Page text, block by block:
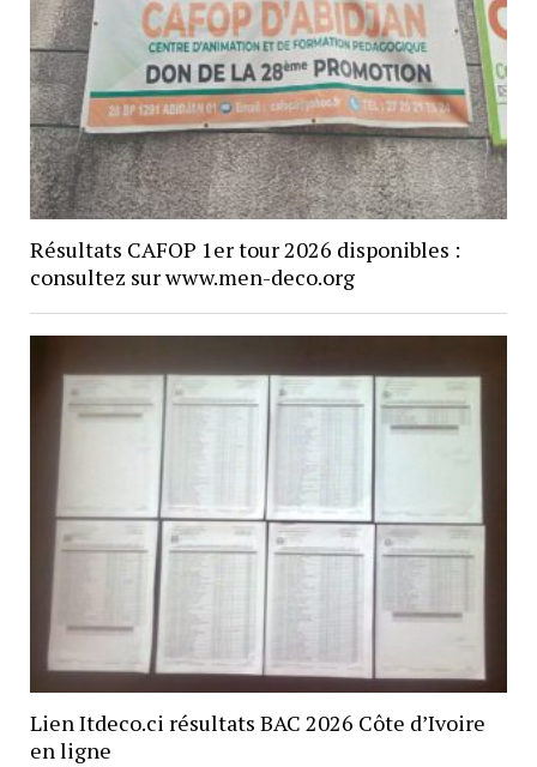
Résultats CAFOP 1er tour 2026 disponibles :
consultez sur www.men-deco.org
Lien Itdeco.ci résultats BAC 2026 Côte d’Ivoire
en ligne